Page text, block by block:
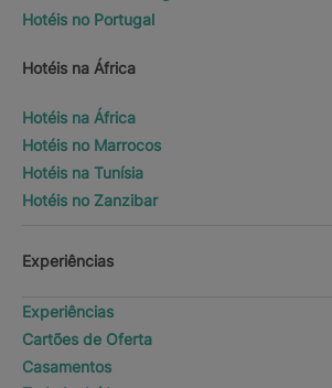
Hotéis no Portugal
Hotéis na África
Hotéis na África
Hotéis no Marrocos
Hotéis na Tunísia
Hotéis no Zanzibar
Experiências
Experiências
Cartões de Oferta
Casamentos